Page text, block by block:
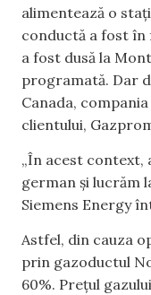
alimentează o
conductă a fost în
a fost dusă la
programată. Dar
Canada,
clientului,
„În acest context,
german și lucrăm
Siemens Energy
Astfel, din cauza
prin gazoductul
60%. Prețul